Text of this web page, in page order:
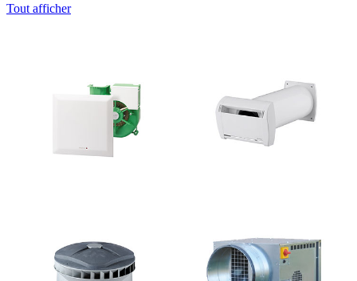
Tout afficher